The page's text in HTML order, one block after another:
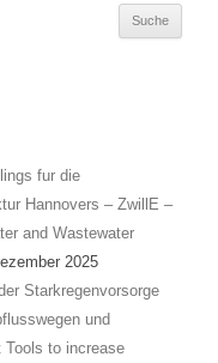
fur die
Hannovers – ZwillE –
and Wastewater
2025
Starkregenvorsorge
und
to increase